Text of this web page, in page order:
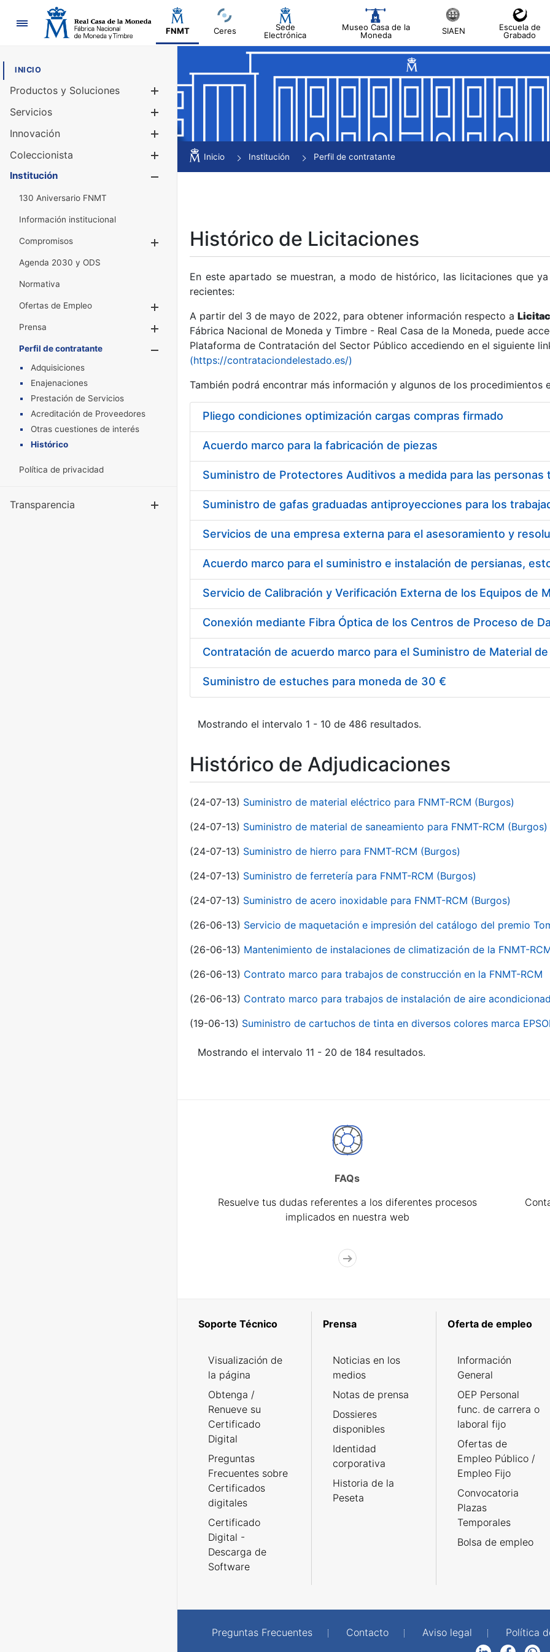
Navegación
FNMT Ceres
Sede
Electrónica
Museo Casa de la
Moneda
SIAEN
Escuela de
Grabado
INICIO
Productos y Soluciones
Mostrar/Ocultar
Servicios
Innovación
Coleccionista
Mostrar/Ocultar
Institución
130 Aniversario FNMT
Información institucional
Compromisos
Mostrar/Ocultar
Agenda 2030 y ODS
Normativa
Ofertas de Empleo
Prensa
Mostrar/Ocultar
Perfil de contratante
Mostrar/Ocultar
Adquisiciones
Enajenaciones
Prestación de Servicios
Acreditación de Proveedores
Otras cuestiones de interés
Histórico
Política de privacidad
Transparencia Mostrar/Ocultar
Inicio Institución Perfil de contratante
Histórico de Licitaciones
En este apartado se muestran, a modo de histórico, las licitaciones que
recientes:
A partir del 3 de mayo de 2022, para obtener información respecto a
Fábrica Nacional de Moneda y Timbre - Real Casa de la Moneda, puede
Plataforma de Contratación del Sector Público accediendo en el siguiente
(https://contrataciondelestado.es/)
También podrá encontrar más información y algunos de los procedimientos
Pliego condiciones optimización cargas compras firmado
Acuerdo marco para la fabricación de piezas
Acuerdo marco para el suministro e instalación de persianas,
Suministro de estuches para moneda de 30 €
Mostrando el intervalo 1 - 10 de 486 resultados.
Histórico de Adjudicaciones
(24-07-13) Suministro de material eléctrico para FNMT-RCM (Burgos)
(24-07-13) Suministro de material de saneamiento para FNMT-RCM (Burgos)
(24-07-13) Suministro de hierro para FNMT-RCM (Burgos)
(24-07-13) Suministro de ferretería para FNMT-RCM (Burgos)
(24-07-13) Suministro de acero inoxidable para FNMT-RCM (Burgos)
(26-06-13) Servicio de maquetación e impresión del catálogo del premio
(26-06-13) Mantenimiento de instalaciones de climatización de la FNMT-
(26-06-13) Contrato marco para trabajos de construcción en la FNMT-RCM
(26-06-13) Contrato marco para trabajos de instalación de aire
(19-06-13) Suministro de cartuchos de tinta en diversos colores marca
Mostrando el intervalo 11 - 20 de 184 resultados.
FAQs
Resuelve tus dudas referentes a los diferentes procesos
implicados en nuestra web
Soporte Técnico
Visualización de
la página
Obtenga /
Renueve su
Certificado
Digital
Preguntas
Frecuentes sobre
Certificados
digitales
Certificado
Digital -
Descarga de
Software
Prensa
Noticias en los
medios
Notas de prensa
Dossieres
disponibles
Identidad
corporativa
Historia de la
Peseta
Oferta de empleo
Información
General
OEP Personal
func. de carrera o
laboral fijo
Ofertas de
Empleo Público /
Empleo Fijo
Convocatoria
Plazas
Temporales
Bolsa de empleo
Preguntas Frecuentes Contacto Aviso legal Política